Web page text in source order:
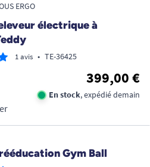
ERGO
électrique à
1 avis • TE-36425
399,00 €
En stock, expédié demain
Gym Ball